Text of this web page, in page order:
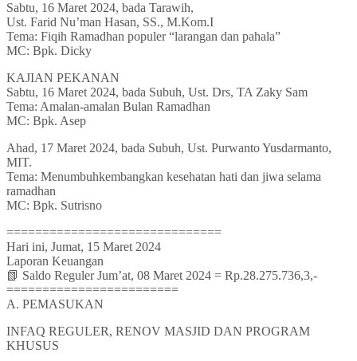
Sabtu, 16 Maret 2024, bada Tarawih,
Ust. Farid Nu’man Hasan, SS., M.Kom.I
Tema: Fiqih Ramadhan populer “larangan dan pahala”
MC: Bpk. Dicky
KAJIAN PEKANAN
Sabtu, 16 Maret 2024, bada Subuh, Ust. Drs, TA Zaky Sam
Tema: Amalan-amalan Bulan Ramadhan
MC: Bpk. Asep
Ahad, 17 Maret 2024, bada Subuh, Ust. Purwanto Yusdarmanto,
MIT.
Tema: Menumbuhkembangkan kesehatan hati dan jiwa selama
ramadhan
MC: Bpk. Sutrisno
==============================
Hari ini, Jumat, 15 Maret 2024
Laporan Keuangan
📗 Saldo Reguler Jum’at, 08 Maret 2024 = Rp.28.275.736,3,-
========================
A. PEMASUKAN
INFAQ REGULER, RENOV MASJID DAN PROGRAM
KHUSUS